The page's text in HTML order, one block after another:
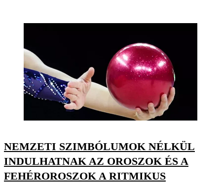
NEMZETI SZIMBÓLUMOK NÉLKÜL
INDULHATNAK AZ OROSZOK ÉS A
FEHÉROROSZOK A RITMIKUS